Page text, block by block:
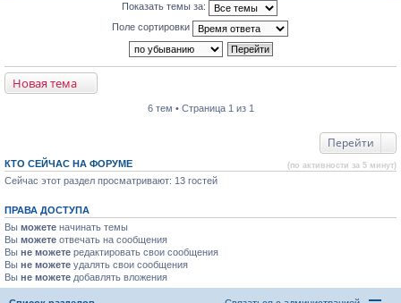
Показать темы за:
Поле сортировки
Новая тема
6 тем • Страница 1 из 1
Перейти
КТО СЕЙЧАС НА ФОРУМЕ (по активности за 5 минут)
Сейчас этот раздел просматривают: 13 гостей
ПРАВА ДОСТУПА
Вы можете начинать темы
Вы можете отвечать на сообщения
Вы не можете редактировать свои сообщения
Вы не можете удалять свои сообщения
Вы не можете добавлять вложения